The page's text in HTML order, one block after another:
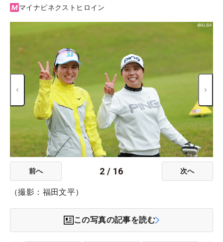
マイナビネクストヒロイン
前へ 2 / 16 次へ
（撮影：福田文平）
この写真の記事を読む